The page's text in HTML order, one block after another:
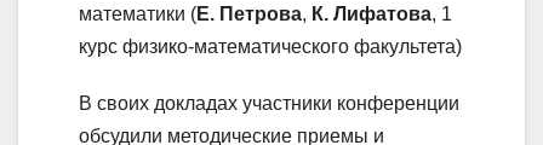
математики (Е. Петрова, К. Лифатова, 1
курс физико-математического факультета)
В своих докладах участники конференции
обсудили методические приемы и